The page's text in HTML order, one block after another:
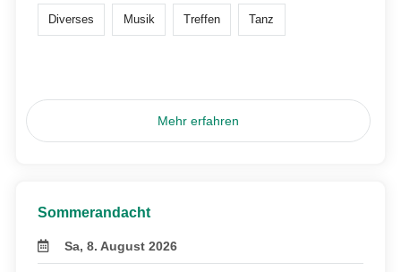
Diverses Musik Treffen Tanz
Mehr erfahren
Sommerandacht
Sa, 8. August 2026